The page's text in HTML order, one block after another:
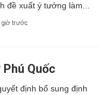
đề xuất ý tưởng làm...
giờ trước
Quốc
định bổ sung định